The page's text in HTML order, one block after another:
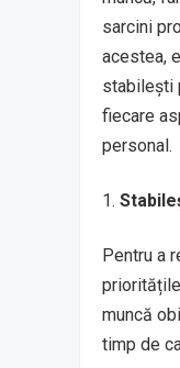
sarcini
acestea,
stabilești
fiecare
personal.
Pentru a
muncă
timp de